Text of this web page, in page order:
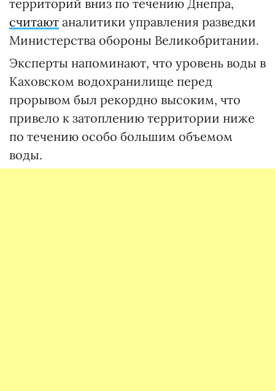
территорий вниз по течению Днепра,
считают аналитики управления разведки
Министерства обороны Великобритании.
Эксперты напоминают, что уровень воды в
Каховском водохранилище перед
прорывом был рекордно высоким, что
привело к затоплению территории ниже
по течению особо большим объемом
воды.